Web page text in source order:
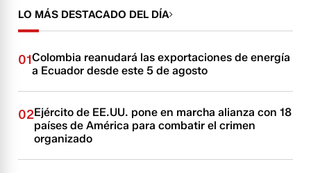
LO MÁS DESTACADO DEL DÍA
01Colombia reanudará las exportaciones de energía
a Ecuador desde este 5 de agosto
02Ejército de EE.UU. pone en marcha alianza con 18
países de América para combatir el crimen
organizado